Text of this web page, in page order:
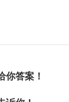
你答案！